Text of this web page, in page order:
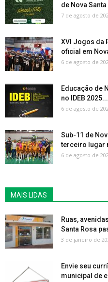
de Nova
7 de agosto de
XVI Jogos da
oficial em
6 de agosto de
Educação de
no IDEB 2025...
6 de agosto de
Sub-11 de
terceiro lugar
6 de agosto de
MAIS LIDAS
Ruas,
Santa Rosa
3 de janeiro de
Envie seu
municipal de